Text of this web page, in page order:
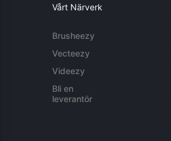
Vårt Närverk
Brusheezy
Vecteezy
Videezy
Bli en
leverantör